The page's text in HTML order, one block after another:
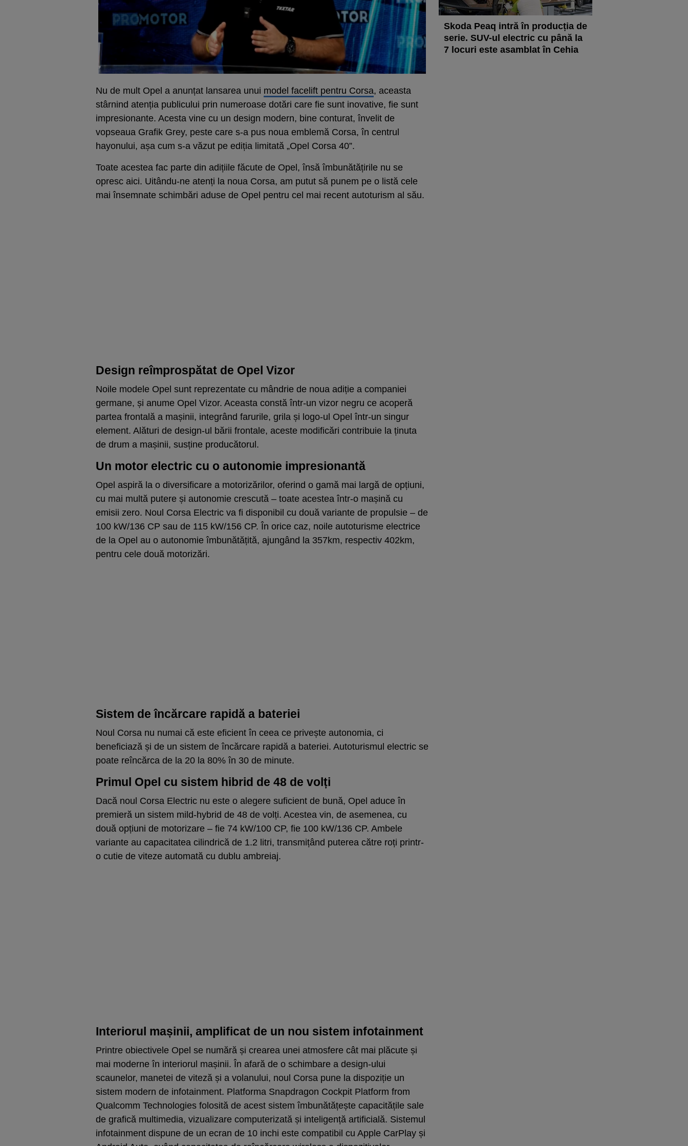
Nu de mult Opel a anunțat lansarea unui model facelift pentru Corsa, aceasta
stârnind atenția publicului prin numeroase dotări care fie sunt inovative, fie sunt
impresionante. Acesta vine cu un design modern, bine conturat, învelit de
vopseaua Grafik Grey, peste care s-a pus noua emblemă Corsa, în centrul
hayonului, așa cum s-a văzut pe ediția limitată „Opel Corsa 40”.
Toate acestea fac parte din adițiile făcute de Opel, însă îmbunătățirile nu se
opresc aici. Uitându-ne atenți la noua Corsa, am putut să punem pe o listă cele
mai însemnate schimbări aduse de Opel pentru cel mai recent autoturism al său.
Design reîmprospătat de Opel Vizor
Noile modele Opel sunt reprezentate cu mândrie de noua adiție a companiei
germane, și anume Opel Vizor. Aceasta constă într-un vizor negru ce acoperă
partea frontală a mașinii, integrând farurile, grila și logo-ul Opel într-un singur
element. Alături de design-ul bării frontale, aceste modificări contribuie la ținuta
de drum a mașinii, susține producătorul.
Un motor electric cu o autonomie impresionantă
Opel aspiră la o diversificare a motorizărilor, oferind o gamă mai largă de opțiuni,
cu mai multă putere și autonomie crescută – toate acestea într-o mașină cu
emisii zero. Noul Corsa Electric va fi disponibil cu două variante de propulsie – de
100 kW/136 CP sau de 115 kW/156 CP. În orice caz, noile autoturisme electrice
de la Opel au o autonomie îmbunătățită, ajungând la 357km, respectiv 402km,
pentru cele două motorizări.
Sistem de încărcare rapidă a bateriei
Noul Corsa nu numai că este eficient în ceea ce privește autonomia, ci
beneficiază și de un sistem de încărcare rapidă a bateriei. Autoturismul electric se
poate reîncărca de la 20 la 80% în 30 de minute.
Primul Opel cu sistem hibrid de 48 de volți
Dacă noul Corsa Electric nu este o alegere suficient de bună, Opel aduce în
premieră un sistem mild-hybrid de 48 de volți. Acestea vin, de asemenea, cu
două opțiuni de motorizare – fie 74 kW/100 CP, fie 100 kW/136 CP. Ambele
variante au capacitatea cilindrică de 1.2 litri, transmițând puterea către roți printr-
o cutie de viteze automată cu dublu ambreiaj.
Interiorul mașinii, amplificat de un nou sistem infotainment
Printre obiectivele Opel se numără și crearea unei atmosfere cât mai plăcute și
mai moderne în interiorul mașinii. În afară de o schimbare a design-ului
scaunelor, manetei de viteză și a volanului, noul Corsa pune la dispoziție un
sistem modern de infotainment. Platforma Snapdragon Cockpit Platform from
Qualcomm Technologies folosită de acest sistem îmbunătățește capacitățile sale
de grafică multimedia, vizualizare computerizată și inteligență artificială. Sistemul
infotainment dispune de un ecran de 10 inchi este compatibil cu Apple CarPlay și
Skoda Peaq intră în producția de
serie. SUV-ul electric cu până la
7 locuri este asamblat în Cehia